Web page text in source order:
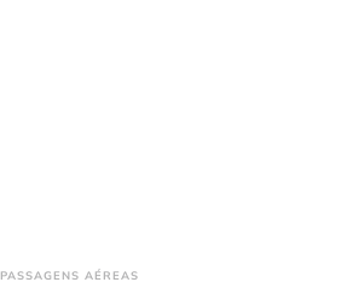
PASSAGENS AÉREAS